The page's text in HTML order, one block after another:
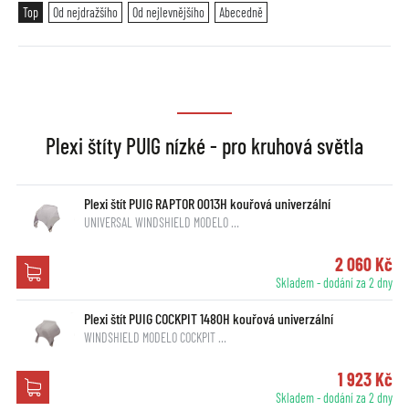
Top
Od nejdražšího Od nejlevnějšího Abecedně
Plexi štíty PUIG nízké - pro kruhová světla
Plexi štít PUIG RAPTOR 0013H kouřová univerzální
UNIVERSAL WINDSHIELD MODELO …
2 060 Kč
Skladem - dodání za 2 dny
Plexi štít PUIG COCKPIT 1480H kouřová univerzální
WINDSHIELD MODELO COCKPIT …
1 923 Kč
Skladem - dodání za 2 dny